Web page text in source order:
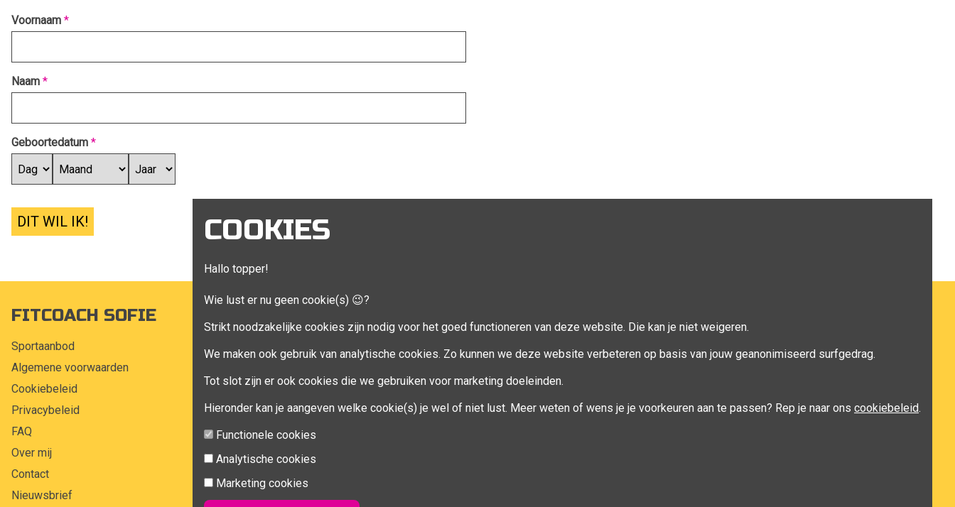
COOKIES
Hallo topper!
Wie lust er nu geen cookie(s) 😉?
Strikt noodzakelijke cookies zijn nodig voor het goed functioneren van deze website. Die kan je niet weigeren.
We maken ook gebruik van analytische cookies. Zo kunnen we deze website verbeteren op basis van jouw geanonimiseerd surfgedrag.
Tot slot zijn er ook cookies die we gebruiken voor marketing doeleinden.
Hieronder kan je aangeven welke cookie(s) je wel of niet lust. Meer weten of wens je je voorkeuren aan te passen? Rep je naar ons cookiebeleid.
Functionele cookies
Analytische cookies
Marketing cookies
Voornaam *
Naam *
Geboortedatum *
DIT WIL IK!
FITCOACH SOFIE
Sportaanbod
Algemene voorwaarden
Cookiebeleid
Privacybeleid
FAQ
Over mij
Contact
Nieuwsbrief
Mijn account
Klant adressen
Winkelwagen
Aankoop beheren